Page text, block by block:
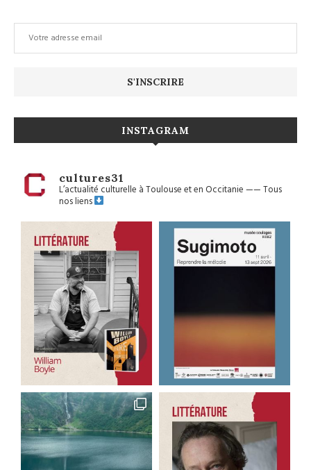
INSTAGRAM
cultures31
L’actualité culturelle à Toulouse et en Occitanie——Tous
nos liens